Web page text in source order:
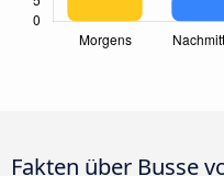
Fakten über Busse